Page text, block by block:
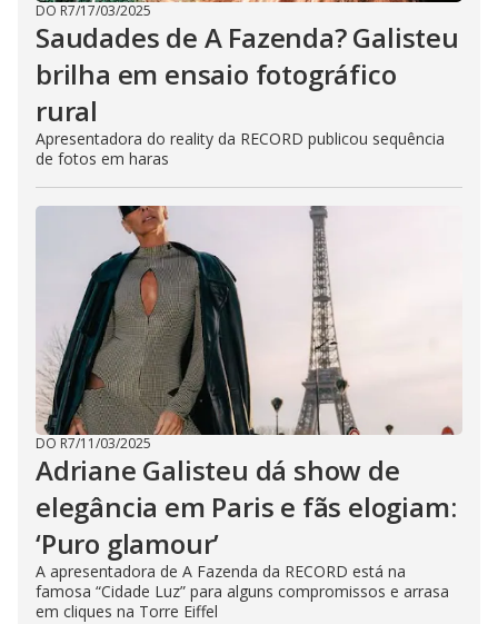
DO R7/17/03/2025
Saudades de A Fazenda? Galisteu
brilha em ensaio fotográfico
rural
Apresentadora do reality da RECORD publicou sequência
de fotos em haras
DO R7/11/03/2025
Adriane Galisteu dá show de
elegância em Paris e fãs elogiam:
‘Puro glamour’
A apresentadora de A Fazenda da RECORD está na
famosa “Cidade Luz” para alguns compromissos e arrasa
em cliques na Torre Eiffel